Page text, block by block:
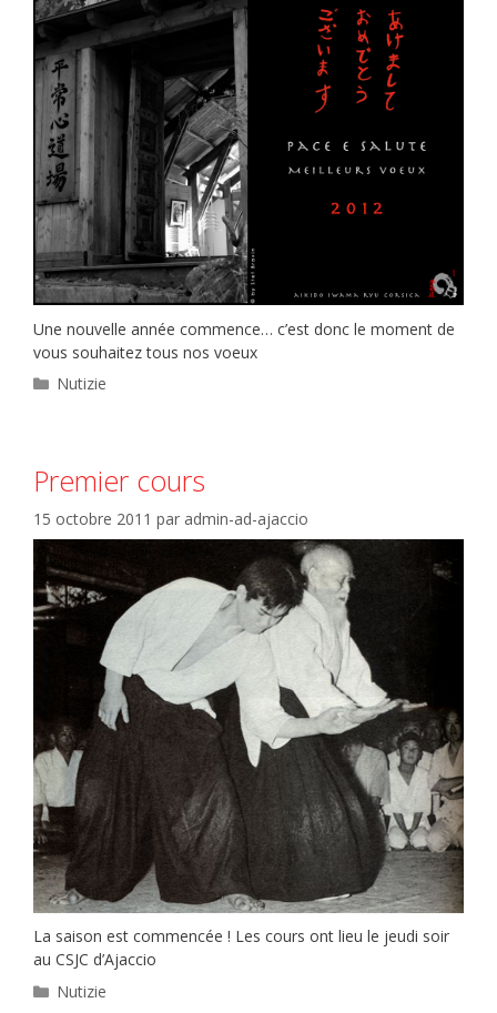
Une nouvelle année commence… c’est donc le moment de
vous souhaitez tous nos voeux
Catégories
Nutizie
Premier cours
15 octobre 2011 par admin-ad-ajaccio
La saison est commencée ! Les cours ont lieu le jeudi soir
au CSJC d’Ajaccio
Catégories
Nutizie